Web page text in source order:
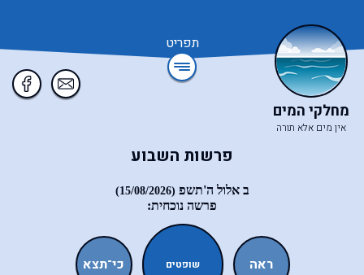
תפריט
מחלקי המים
אין מים אלא תורה
פרשות השבוע
ב אלול ה'תשפ (15/08/2026)
פרשה נוכחית:
כי־תצא שופטים ראה